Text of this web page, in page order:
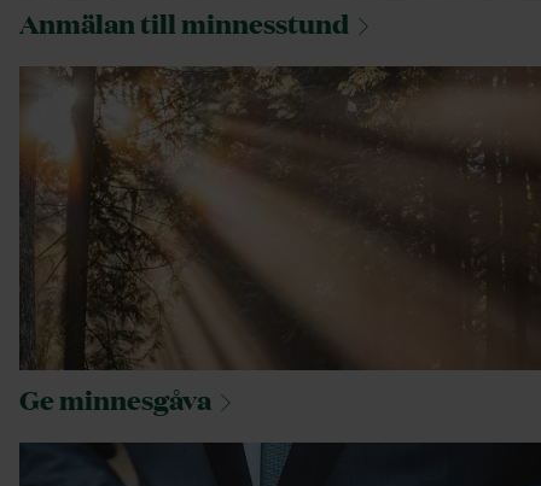
Anmälan tillminnesstund
Geminnesgåva